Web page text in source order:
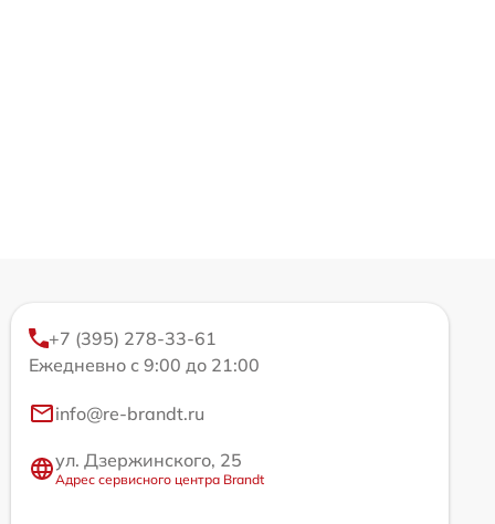
+7 (395) 278-33-61
Ежедневно с 9:00 до 21:00
info@re-brandt.ru
ул. Дзержинского, 25
Адрес сервисного центра Brandt